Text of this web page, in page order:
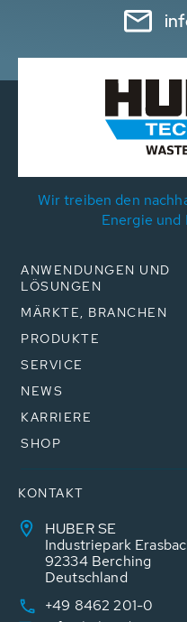
Wir treiben den
Energie und
ANWENDUNGEN UND
LÖSUNGEN
MÄRKTE, BRANCHEN
PRODUKTE
SERVICE
NEWS
KARRIERE
SHOP
KONTAKT
HUBER SE
Industriepark
92334 Berching
Deutschland
+49 8462 201-0